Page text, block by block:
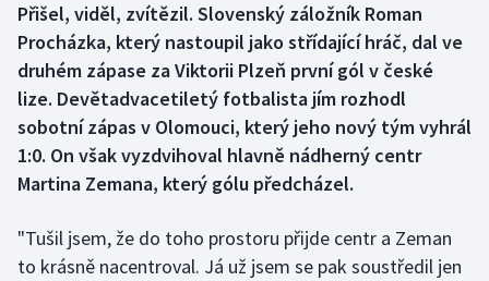
Box
Curling
Dostihy
Futsal
Přišel, viděl, zvítězil. Slovenský záložník Roman
Procházka, který nastoupil jako střídající hráč, dal ve
druhém zápase za Viktorii Plzeň první gól v české
lize. Devětadvacetiletý fotbalista jím rozhodl
sobotní zápas v Olomouci, který jeho nový tým vyhrál
1:0. On však vyzdvihoval hlavně nádherný centr
Martina Zemana, který gólu předcházel.
"Tušil jsem, že do toho prostoru přijde centr a Zeman
to krásně nacentroval. Já už jsem se pak soustředil jen